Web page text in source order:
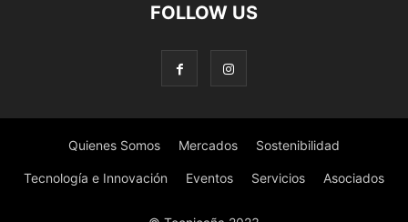
FOLLOW US
Quienes Somos Mercados Sostenibilidad
Tecnología e Innovación Eventos Servicios Asociados